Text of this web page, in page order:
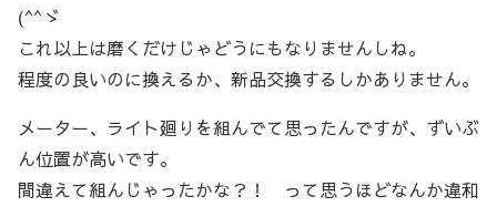
(^^ゞ
これ以上は磨くだけじゃどうにもなりませんしね。
程度の良いのに換えるか、新品交換するしかありません。
メーター、ライト廻りを組んでて思ったんですが、ずいぶ
ん位置が高いです。
間違えて組んじゃったかな？！ って思うほどなんか違和